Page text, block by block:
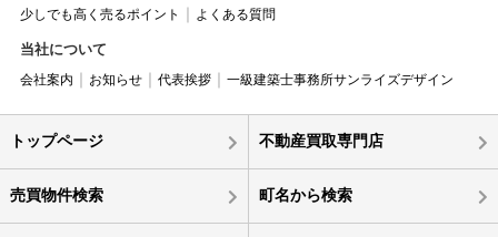
少しでも高く売るポイント
よくある質問
当社について
会社案内 お知らせ 代表挨拶 一級建築士事務所サンライズデザイン
トップページ 不動産買取専門店
売買物件検索 町名から検索